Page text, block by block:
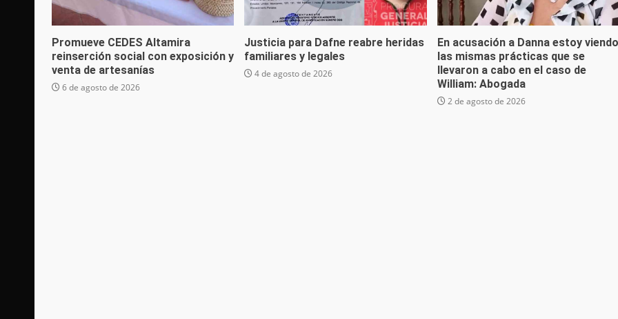
Promueve CEDES Altamira
reinserción social con exposición y
venta de artesanías
6 de agosto de 2026
Justicia para Dafne reabre heridas
familiares y legales
4 de agosto de 2026
En acusación a Danna estoy viendo
las mismas prácticas que se
llevaron a cabo en el caso de
William: Abogada
2 de agosto de 2026